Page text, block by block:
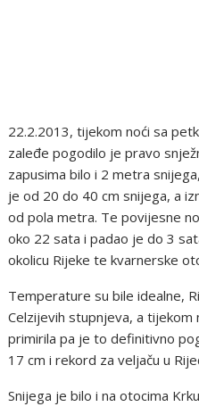
22.2.2013, tijekom noći sa
zaleđe pogodilo je pravo
zapusima bilo i 2 metra
je od 20 do 40 cm snijega, a
od pola metra. Te povijesne
oko 22 sata i padao je do 3
okolicu Rijeke te kvarnerske
Temperature su bile idealne,
Celzijevih stupnjeva, a tijekom
primirila pa je to definitivno
17 cm i rekord za veljaču u
Snijega je bilo i na otocima